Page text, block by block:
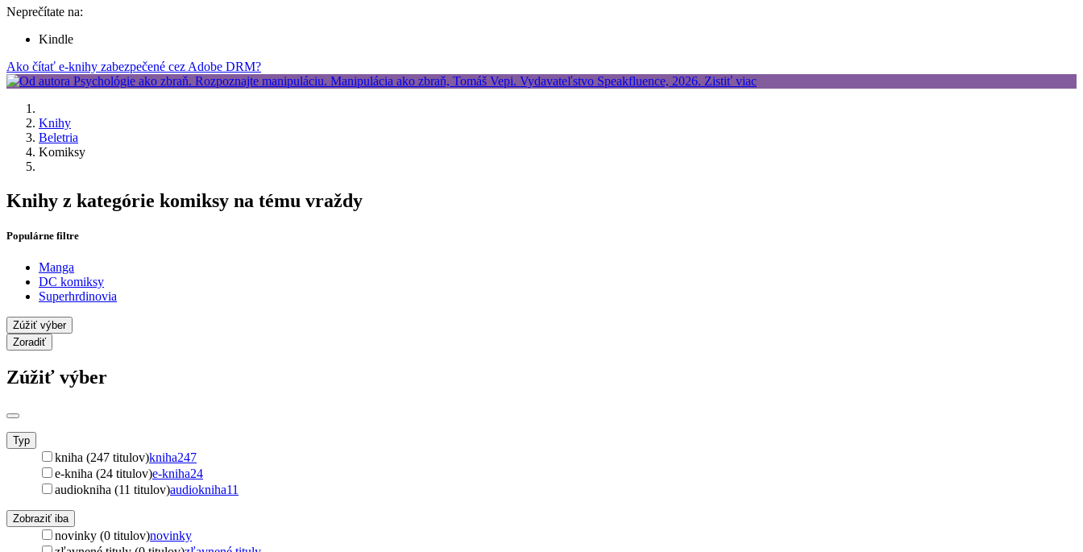
Neprečítate na:
Kindle
Ako čítať e-knihy zabezpečené cez Adobe DRM?
Knihy
Beletria
Komiksy
Knihy z kategórie komiksy na tému vraždy
Populárne filtre
Manga
DC komiksy
Superhrdinovia
Zúžiť výber
Zoradiť
Zúžiť výber
Typ
kniha (247 titulov)kniha247
e-kniha (24 titulov)e-kniha24
audiokniha (11 titulov)audiokniha11
Zobraziť iba
novinky (0 titulov)novinky